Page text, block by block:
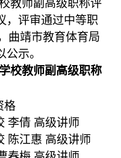
，评审通过中等职
曲靖市教育体育局
示。
校教师副高级职称
格
李倩 高级讲师
陈江惠 高级讲师